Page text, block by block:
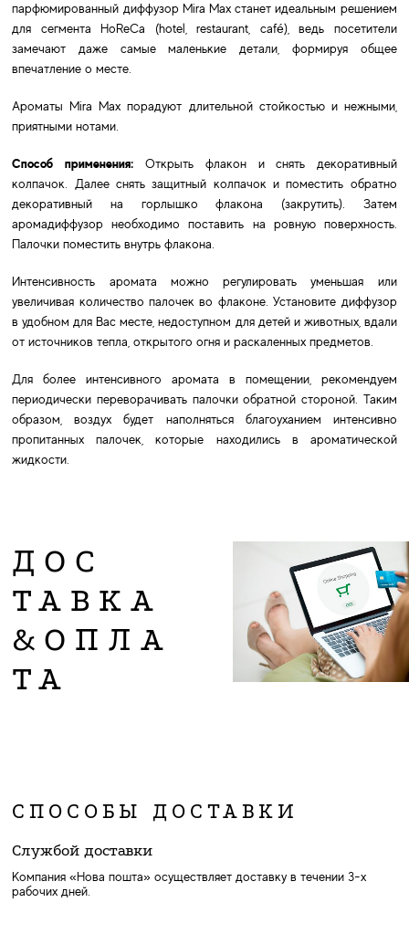
парфюмированный диффузор Mira Max станет идеальным решением
для сегмента HoReCa (hotel, restaurant, café), ведь посетители
замечают даже самые маленькие детали, формируя общее
впечатление о месте.
Ароматы Mira Max порадуют длительной стойкостью и нежными,
приятными нотами.
Способ применения: Открыть флакон и снять декоративный
колпачок. Далее снять защитный колпачок и поместить обратно
декоративный на горлышко флакона (закрутить). Затем
аромадиффузор необходимо поставить на ровную поверхность.
Палочки поместить внутрь флакона.
Интенсивность аромата можно регулировать уменьшая или
увеличивая количество палочек во флаконе. Установите диффузор
в удобном для Вас месте, недоступном для детей и животных, вдали
от источников тепла, открытого огня и раскаленных предметов.
Для более интенсивного аромата в помещении, рекомендуем
периодически переворачивать палочки обратной стороной. Таким
образом, воздух будет наполняться благоуханием интенсивно
пропитанных палочек, которые находились в ароматической
жидкости.
ДОС
ТАВКА
&ОПЛА
ТА
СПОСОБЫ ДОСТАВКИ
Службой доставки
Компания «Нова пошта» осуществляет доставку в течении 3-х
рабочих дней.